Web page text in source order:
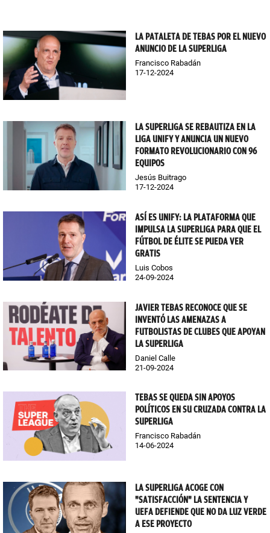
LA PATALETA DE TEBAS POR EL NUEVO
ANUNCIO DE LA SUPERLIGA
Francisco Rabadán
17-12-2024
LA SUPERLIGA SE REBAUTIZA EN LA
LIGA UNIFY Y ANUNCIA UN NUEVO
FORMATO REVOLUCIONARIO CON 96
EQUIPOS
Jesús Buitrago
17-12-2024
ASÍ ES UNIFY: LA PLATAFORMA QUE
IMPULSA LA SUPERLIGA PARA QUE EL
FÚTBOL DE ÉLITE SE PUEDA VER
GRATIS
Luis Cobos
24-09-2024
JAVIER TEBAS RECONOCE QUE SE
INVENTÓ LAS AMENAZAS A
FUTBOLISTAS DE CLUBES QUE APOYAN
LA SUPERLIGA
Daniel Calle
21-09-2024
TEBAS SE QUEDA SIN APOYOS
POLÍTICOS EN SU CRUZADA CONTRA LA
SUPERLIGA
Francisco Rabadán
14-06-2024
LA SUPERLIGA ACOGE CON
"SATISFACCIÓN" LA SENTENCIA Y
UEFA DEFIENDE QUE NO DA LUZ VERDE
A ESE PROYECTO